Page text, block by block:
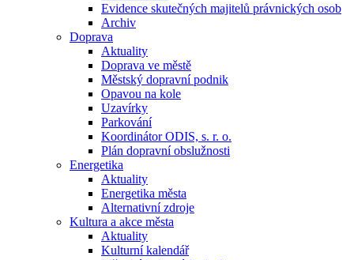
Evidence skutečných majitelů právnických osob
Archiv
Doprava
Aktuality
Doprava ve městě
Městský dopravní podnik
Opavou na kole
Uzavírky
Parkování
Koordinátor ODIS, s. r. o.
Plán dopravní obslužnosti
Energetika
Aktuality
Energetika města
Alternativní zdroje
Kultura a akce města
Aktuality
Kulturní kalendář